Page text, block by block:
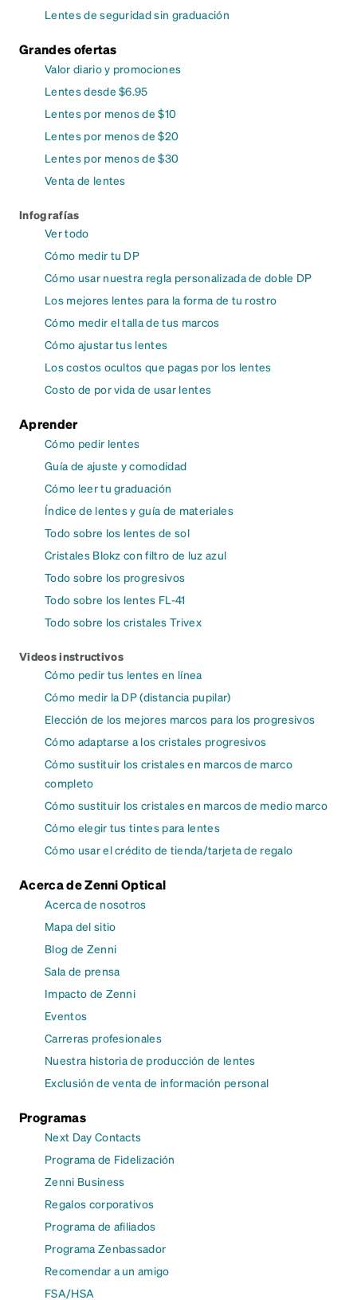
Lentes de seguridad sin graduación
Grandes ofertas
Valor diario y promociones
Lentes desde $6.95
Lentes por menos de $10
Lentes por menos de $20
Lentes por menos de $30
Venta de lentes
Infografías
Ver todo
Cómo medir tu DP
Cómo usar nuestra regla personalizada de doble DP
Los mejores lentes para la forma de tu rostro
Cómo medir el talla de tus marcos
Cómo ajustar tus lentes
Los costos ocultos que pagas por los lentes
Costo de por vida de usar lentes
Aprender
Cómo pedir lentes
Guía de ajuste y comodidad
Cómo leer tu graduación
Índice de lentes y guía de materiales
Todo sobre los lentes de sol
Cristales Blokz con filtro de luz azul
Todo sobre los progresivos
Todo sobre los lentes FL-41
Todo sobre los cristales Trivex
Videos instructivos
Cómo pedir tus lentes en línea
Cómo medir la DP (distancia pupilar)
Elección de los mejores marcos para los progresivos
Cómo adaptarse a los cristales progresivos
Cómo sustituir los cristales en marcos de marco
completo
Cómo sustituir los cristales en marcos de medio marco
Cómo elegir tus tintes para lentes
Cómo usar el crédito de tienda/tarjeta de regalo
Acerca de Zenni Optical
Acerca de nosotros
Mapa del sitio
Blog de Zenni
Sala de prensa
Impacto de Zenni
Eventos
Carreras profesionales
Nuestra historia de producción de lentes
Exclusión de venta de información personal
Programas
Next Day Contacts
Programa de Fidelización
Zenni Business
Regalos corporativos
Programa de afiliados
Programa Zenbassador
Recomendar a un amigo
FSA/HSA